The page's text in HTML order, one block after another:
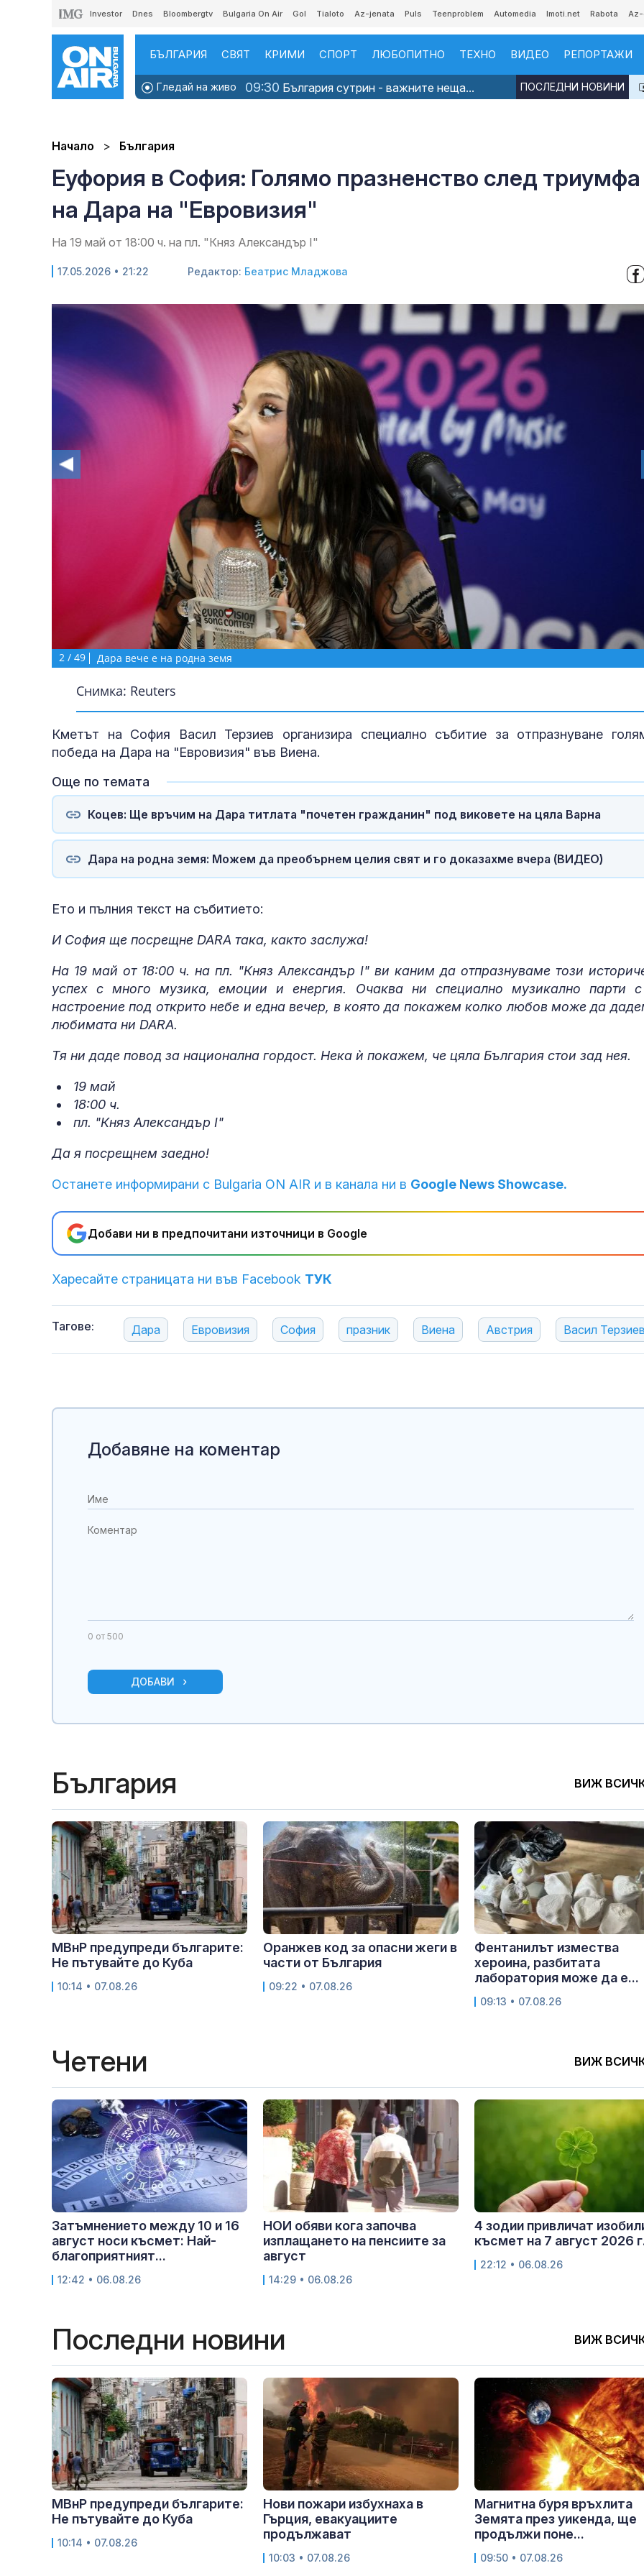
Investor Dnes Bloombergtv Bulgaria On Air Gol Tialoto Az-jenata Puls Teenproblem Automedia Imoti.net Rabota
БЪЛГАРИЯ СВЯТ КРИМИ СПОРТ ЛЮБОПИТНО ТЕХНО ВИДЕО РЕПОРТАЖИ
Гледай на живо 09:30 България сутрин - важните неща... ПОСЛЕДНИ НОВИНИ
Начало България
Еуфория в София: Голямо празненство след триумфа
на Дара на "Евровизия"
На 19 май от 18:00 ч. на пл. "Княз Александър I"
17.05.2026 • 21:22 Редактор: Беатрис Младжова
2 / 49 Дара вече е на родна земя
Снимка: Reuters
Кметът на София Васил Терзиев организира специално събитие за отпразнуване
победа на Дара на "Евровизия" във Виена.
Още по темата
Коцев: Ще връчим на Дара титлата "почетен гражданин" под виковете на цяла Варна
Дара на родна земя: Можем да преобърнем целия свят и го доказахме вчера (ВИДЕО)
Ето и пълния текст на събитието:
И София ще посрещне DARA така, както заслужа!
На 19 май от 18:00 ч. на пл. "Княз Александър I" ви каним да отпразнуваме този
успех с много музика, емоции и енергия. Очаква ни специално музикално парти
настроение под открито небе и една вечер, в която да покажем колко любов може да
любимата ни DARA.
Тя ни даде повод за национална гордост. Нека ѝ покажем, че цяла България стои зад нея.
19 май
18:00 ч.
пл. "Княз Александър I"
Да я посрещнем заедно!
Останете информирани с Bulgaria ON AIR и в канала ни в Google News Showcase.
Добави ни в предпочитани източници в Google
Харесайте страницата ни във Facebook ТУК
Тагове: Дара Евровизия София празник Виена Австрия Васил
СОП:
шофьора не
правилни
Спад на
Зеленски
протестите в
Братът на
Джоли се
Добавяне на коментар
0 от 500
ДОБАВИ
България ВИЖ
МВнР предупреди българите:
Не пътувайте до Куба
10:14 • 07.08.26
Оранжев код за опасни жеги в
части от България
09:22 • 07.08.26
Фентанилът измества
хероина, разбитата
лаборатория може да е...
09:13 • 07.08.26
Четени ВИЖ
Затъмнението между 10 и 16
август носи късмет: Най-
благоприятният...
12:42 • 06.08.26
НОИ обяви кога започва
изплащането на пенсиите за
август
14:29 • 06.08.26
4 зодии привличат
късмет на 7 август 2026
22:12 • 06.08.26
Последни новини ВИЖ
МВнР предупреди българите:
Не пътувайте до Куба
10:14 • 07.08.26
Нови пожари избухнаха в
Гърция, евакуациите
продължават
10:03 • 07.08.26
Магнитна буря връхлита
Земята през уикенда, ще
продължи поне...
09:50 • 07.08.26